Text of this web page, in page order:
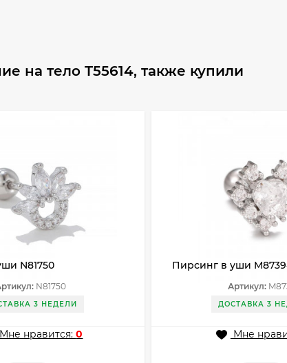
на тело T55614, также купили
N81750
N81750
3 НЕДЕЛИ
Мне нравится:0
Пирсинг в уши
Артикул:
ДОСТАВКА 3
Мне